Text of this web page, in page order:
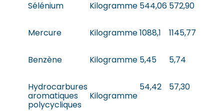
Sélénium Kilogramme 544,06 572,90
Mercure Kilogramme1088,1 1145,77
Benzène Kilogramme 5,45 5,74
Hydrocarbures
aromatiques
polycycliques
Kilogramme
54,42 57,30